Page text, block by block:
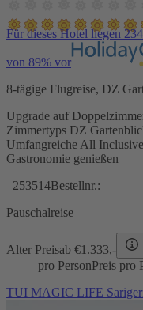
Für dieses Hotel liegen
von 89% vor
8-tägige Flugreise, DZ
Upgrade auf
Zimmertyps DZ
Umfangreiche All
Gastronomie genießen
253514Bestellnr.:
Pauschalreise
Alter Preisab €1.333,-
pro PersonPreis pro
TUI MAGIC LIFE